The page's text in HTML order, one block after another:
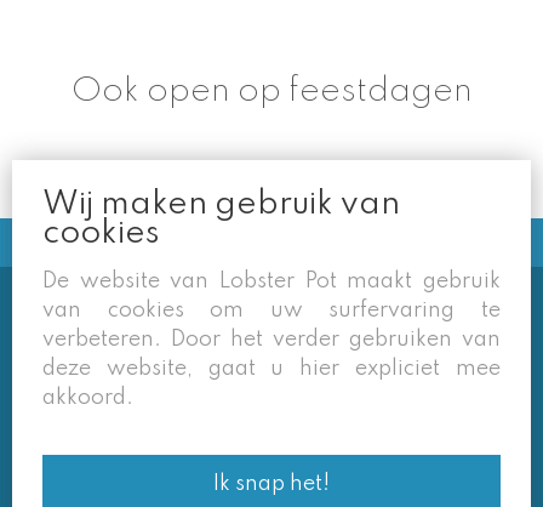
Ook open op feestdagen
Soms vermelden derden sites
(google/overzichtssites) een tarief dat niet meer
van toepassing is. Enkel de prijzen op onze eigen
recht voor om ook van daar geafficheerde prijzen
af te wijken.
Wij maken gebruik van
cookies
De website van Lobster Pot maakt gebruik
van cookies om uw surfervaring te
verbeteren. Door het verder gebruiken van
deze website, gaat u hier expliciet mee
akkoord.
Ik snap het!